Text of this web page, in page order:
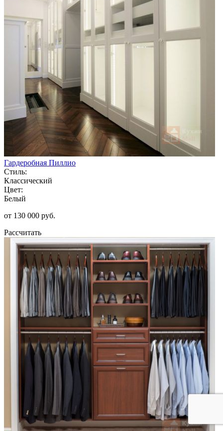
Гардеробная Пиллио
Стиль:
Классический
Цвет:
Белый
от 130 000 руб.
Рассчитать